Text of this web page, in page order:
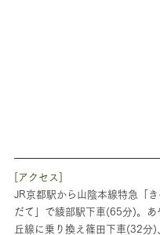
[アクセス]
JR京都駅から山陰本線特急「
だて」で綾部駅下車(65分)。あ
丘線に乗り換え篠田下車(32分)